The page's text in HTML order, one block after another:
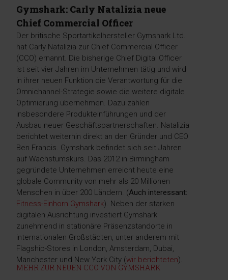
Gymshark: Carly Natalizia neue
Chief Commercial Officer
Der britische Sportartikelhersteller Gymshark Ltd.
hat Carly Natalizia zur Chief Commercial Officer
(CCO) ernannt. Die bisherige Chief Digital Officer
ist seit vier Jahren im Unternehmen tätig und wird
in ihrer neuen Funktion die Verantwortung für die
Omnichannel-Strategie sowie die weitere digitale
Optimierung übernehmen. Dazu zählen
insbesondere Produkteinführungen und der
Ausbau neuer Geschäftspartnerschaften. Natalizia
berichtet weiterhin direkt an den Gründer und CEO
Ben Francis. Gymshark befindet sich seit Jahren
auf Wachstumskurs. Das 2012 in Birmingham
gegründete Unternehmen erreicht heute eine
globale Community von mehr als 20 Millionen
Menschen in über 200 Ländern. (Auch interessant:
Fitness-Einhorn Gymshark). Neben der starken
digitalen Ausrichtung investiert Gymshark
zunehmend in stationäre Präsenzstandorte in
internationalen Großstädten, unter anderem mit
Flagship-Stores in London, Amsterdam, Dubai,
Manchester und New York City (wir berichteten).
MEHR ZUR NEUEN CCO VON GYMSHARK